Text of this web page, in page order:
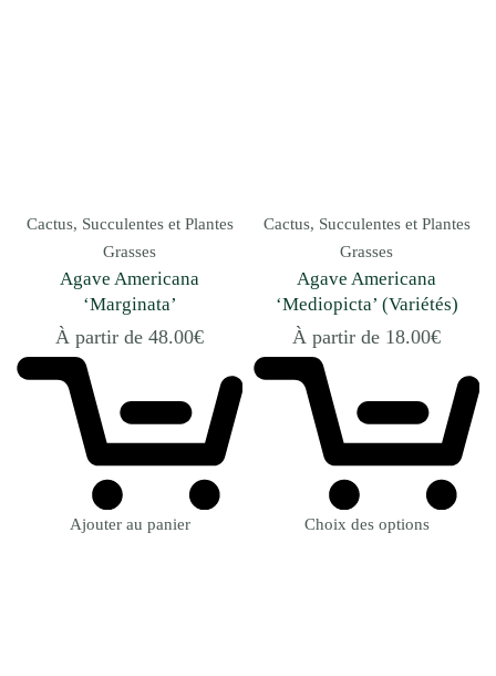
Cactus, Succulentes et Plantes
Grasses
Agave Americana
‘Marginata’
À partir de 48.00€
Ajouter au panier
Cactus, Succulentes et Plantes
Grasses
Agave Americana
‘Mediopicta’ (Variétés)
À partir de 18.00€
Choix des options